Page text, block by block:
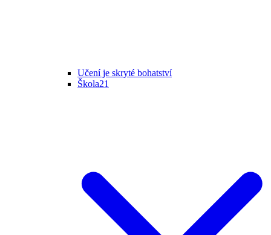
Učení je skryté bohatství
Škola21